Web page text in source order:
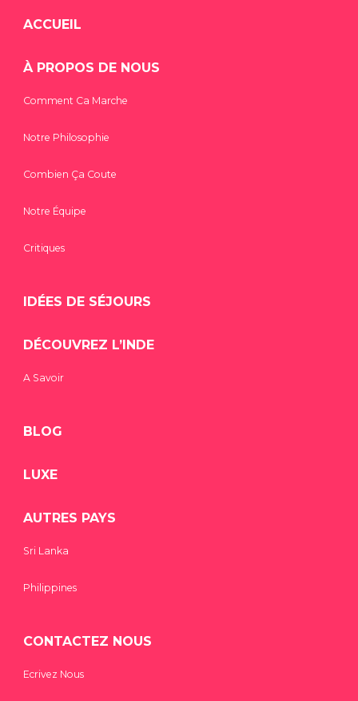
ACCUEIL
À PROPOS DE NOUS
Comment Ca Marche
Notre Philosophie
Combien Ça Coute
Notre Équipe
Critiques
IDÉES DE SÉJOURS
DÉCOUVREZ L’INDE
A Savoir
BLOG
LUXE
AUTRES PAYS
Sri Lanka
Philippines
CONTACTEZ NOUS
Ecrivez Nous